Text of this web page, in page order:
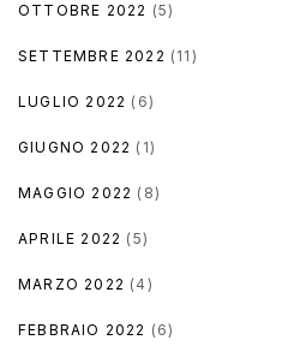
OTTOBRE 2022 (5)
SETTEMBRE 2022 (11)
LUGLIO 2022 (6)
GIUGNO 2022 (1)
MAGGIO 2022 (8)
APRILE 2022 (5)
MARZO 2022 (4)
FEBBRAIO 2022 (6)